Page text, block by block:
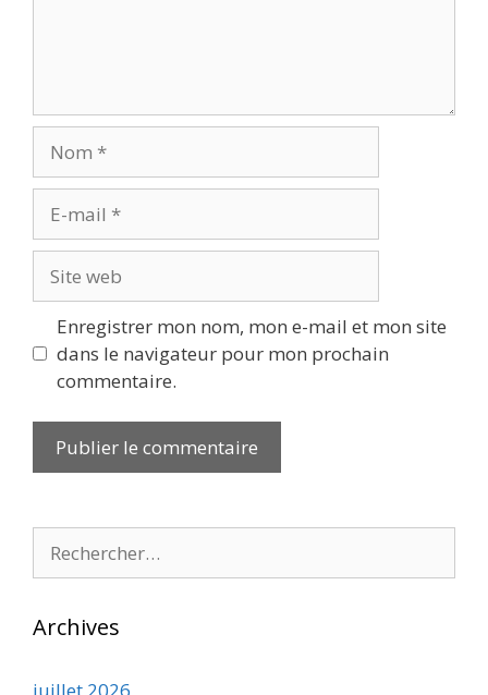
mail
web
Enregistrer mon nom, mon e-mail et mon site
dans le navigateur pour mon prochain
commentaire.
Archives